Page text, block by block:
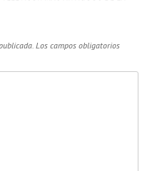
Los campos obligatorios